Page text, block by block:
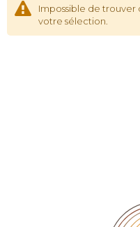
Impossible de trouver
votre sélection.